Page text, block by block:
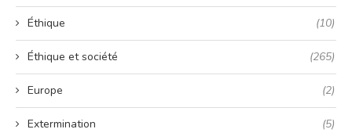
Éthique (10)
Éthique et société (265)
Europe (2)
Extermination (5)